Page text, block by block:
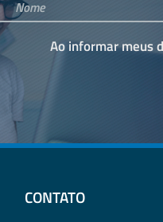
Ao informar meus
CONTATO